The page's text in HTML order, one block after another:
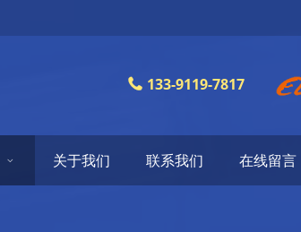
133-9119-7817
关于我们 联系我们 在线留言